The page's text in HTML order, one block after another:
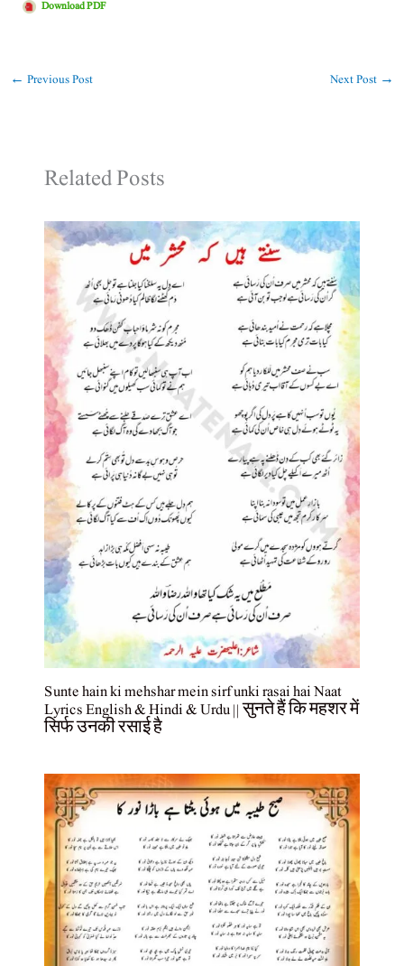
Download PDF
← Previous Post Next Post →
Related Posts
Sunte hain ki mehshar mein sirf unki rasai hai Naat
Lyrics English & Hindi & Urdu || सुनते हैं कि महशर में
सिर्फ उनकी रसाई है